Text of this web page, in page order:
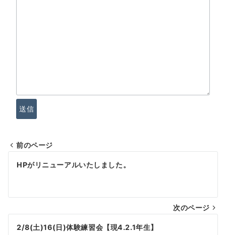
送信
投
ビ
ゲ
前のページ
HPがリニューアルいたしました。
次のページ
2/8(土)16(日)体験練習会【現4.2.1年生】